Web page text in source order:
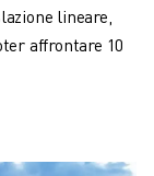
lineare,
affrontare 10